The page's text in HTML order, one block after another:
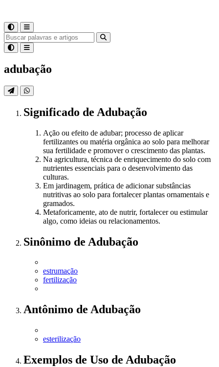
adubação
Significado de Adubação
Ação ou efeito de adubar; processo de aplicar
fertilizantes ou matéria orgânica ao solo para melhorar
sua fertilidade e promover o crescimento das plantas.
Na agricultura, técnica de enriquecimento do solo com
nutrientes essenciais para o desenvolvimento das
culturas.
Em jardinagem, prática de adicionar substâncias
nutritivas ao solo para fortalecer plantas ornamentais e
gramados.
Metaforicamente, ato de nutrir, fortalecer ou estimular
algo, como ideias ou relacionamentos.
Sinônimo de Adubação
estrumação
fertilização
Antônimo de Adubação
esterilização
Exemplos de Uso de Adubação